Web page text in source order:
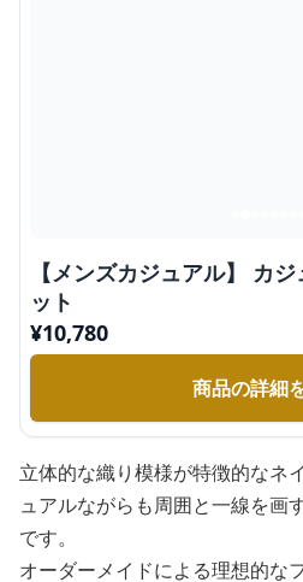
【メンズカジュアル】 カジュアルスーツジャケ
ット
¥10,780
商品の詳細
立体的な織り模様が特徴的なネ
ュアルながらも周囲と一線を画
です。
オーダーメイドによる理想的な